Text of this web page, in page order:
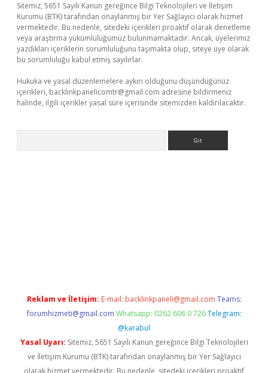
Sitemiz, 5651 Sayılı Kanun gereğince Bilgi Teknolojileri ve İletişim
Kurumu (BTK) tarafından onaylanmış bir Yer Sağlayıcı olarak hizmet
vermektedir. Bu nedenle, sitedeki içerikleri proaktif olarak denetleme
veya araştırma yükümlülüğümüz bulunmamaktadır. Ancak, üyelerimiz
yazdıkları içeriklerin sorumluluğunu taşımakta olup, siteye üye olarak
bu sorumluluğu kabul etmiş sayılırlar.
Hukuka ve yasal düzenlemelere aykırı olduğunu düşündüğünüz
içerikleri, backlinkpanelicomtr@gmail.com adresine bildirmeniz
halinde, ilgili içerikler yasal süre içerisinde sitemizden kaldırılacaktır.
Reklam ve İletişim: E-mail: backlinkpaneli@gmail.com Teams:
forumhizmeti@gmail.com Whatsapp: 0262 606 0 726 Telegram:
@karabul
Yasal Uyarı: Sitemiz, 5651 Sayılı Kanun gereğince Bilgi Teknolojileri
ve İletişim Kurumu (BTK) tarafından onaylanmış bir Yer Sağlayıcı
olarak hizmet vermektedir. Bu nedenle, sitedeki içerikleri proaktif